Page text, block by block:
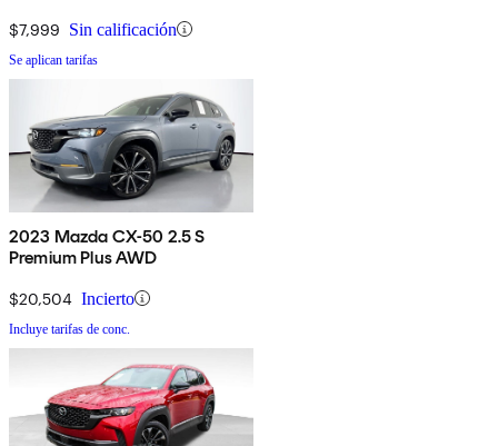
$7,999 Sin calificación
Se aplican tarifas
2023 Mazda CX-50 2.5 S
Premium Plus AWD
$20,504 Incierto
Incluye tarifas de conc.